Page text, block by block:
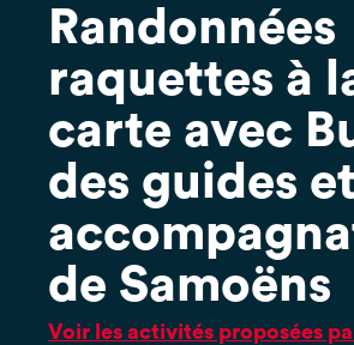
Randonnées
raquettes à
carte avec
des guides et
de Samoëns
Voir les activités proposées